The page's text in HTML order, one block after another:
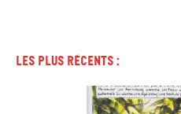
Les plus récents :